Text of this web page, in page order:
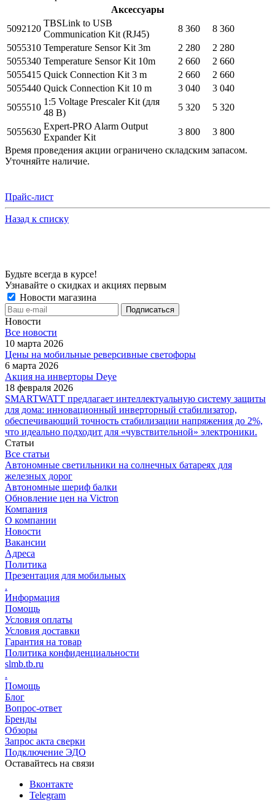
Аксессуары
5092120
TBSLink to USB
Communication Kit (RJ45)
8 360
8 360
5055310 Temperature Sensor Kit 3m 2 280
2 280
5055340 Temperature Sensor Kit 10m 2 660
2 660
5055415 Quick Connection Kit 3 m 2 660
2 660
5055440 Quick Connection Kit 10 m 3 040
3 040
5055510
1:5 Voltage Prescaler Kit (для
48 В)
5 320 5 320
5055630
Expert-PRO Alarm Output
Expander Kit
3 800
3 800
Время проведения акции ограничено складским запасом.
Уточняйте наличие.
Прайс-лист
Назад к списку
Будьте всегда в курсе!
Узнавайте о скидках и акциях первым
Новости магазина
Новости
Все новости
10 марта 2026
Цены на мобильные реверсивные светофоры
6 марта 2026
Акция на инверторы Deye
18 февраля 2026
SMARTWATT предлагает интеллектуальную систему защиты
для дома: инновационный инверторный стабилизатор,
обеспечивающий точность стабилизации напряжения до 2%,
что идеально подходит для «чувствительной» электроники.
Статьи
Все статьи
Автономные светильники на солнечных батареях для
железных дорог
Автономные шериф балки
Обновление цен на Victron
Компания
О компании
Новости
Вакансии
Адреса
Политика
Презентация для мобильных
.
Информация
Помощь
Условия оплаты
Условия доставки
Гарантия на товар
Политика конфиденциальности
slmb.tb.ru
.
Помощь
Блог
Вопрос-ответ
Бренды
Обзоры
Запрос акта сверки
Подключение ЭДО
Оставайтесь на связи
Вконтакте
Telegram